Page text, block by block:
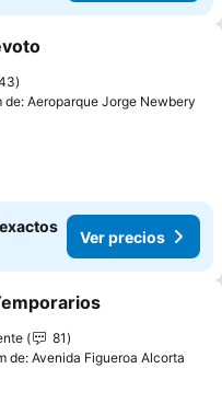
a favoritos
de: Aeroparque Jorge Newbery
Ver precios
a favoritos
81
de: Avenida Figueroa Alcorta